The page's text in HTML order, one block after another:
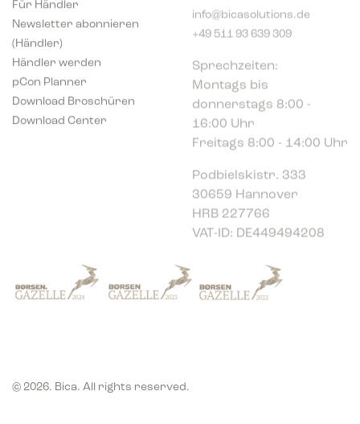
Newsletter abonnieren
(Händler)
Händler werden
pCon Planner
Download Broschüren
Download Center
+49 511 93 639 309
Montags bis
donnerstags 8:00 -
16:00 Uhr
Freitags 8:00 - 14:00 Uhr
Podbielskistr. 333
30659 Hannover
HRB 227766
VAT-ID: DE449494208
© 2026. Bica. All rights reserved.